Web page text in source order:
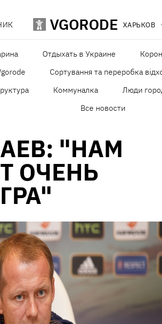
VGORODE ХАРЬКОВ
Отдыхать в Украине
Сортування та переробка
Коммуналка Люди
Все новости
"НАМ
ОЧЕНЬ